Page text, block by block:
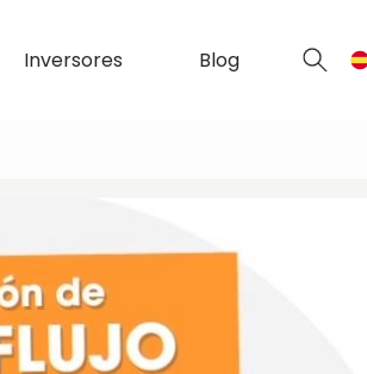
Inversores Blog